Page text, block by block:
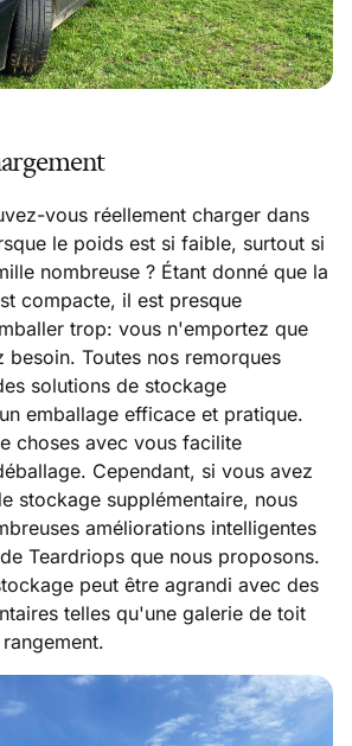
vous réellement charger dans
le poids est si faible, surtout si
nombreuse ? Étant donné que la
compacte, il est presque
trop: vous n'emportez que
besoin. Toutes nos remorques
solutions de stockage
emballage efficace et pratique.
choses avec vous facilite
Cependant, si vous avez
stockage supplémentaire, nous
améliorations intelligentes
Teardriops que nous proposons.
peut être agrandi avec des
telles qu'une galerie de toit